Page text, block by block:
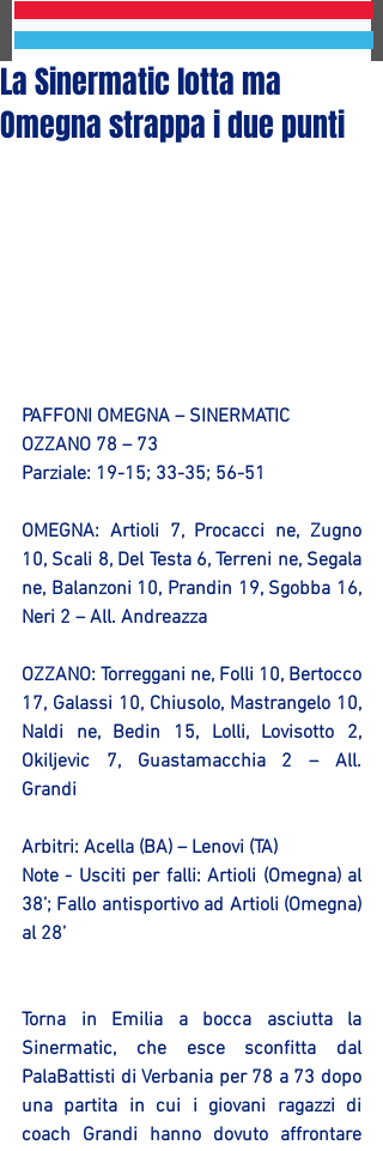
La Sinermatic lotta ma
Omegna strappa i due punti
PAFFONI OMEGNA – SINERMATIC
OZZANO 78 – 73
Parziale: 19-15; 33-35; 56-51
OMEGNA: Artioli 7, Procacci ne, Zugno
10, Scali 8, Del Testa 6, Terreni ne, Segala
ne, Balanzoni 10, Prandin 19, Sgobba 16,
Neri 2 – All. Andreazza
OZZANO: Torreggani ne, Folli 10, Bertocco
17, Galassi 10, Chiusolo, Mastrangelo 10,
Naldi ne, Bedin 15, Lolli, Lovisotto 2,
Okiljevic 7, Guastamacchia 2 – All.
Grandi
Arbitri: Acella (BA) – Lenovi (TA)
Note - Usciti per falli: Artioli (Omegna) al
38’; Fallo antisportivo ad Artioli (Omegna)
al 28’
Torna in Emilia a bocca asciutta la
Sinermatic, che esce sconfitta dal
PalaBattisti di Verbania per 78 a 73 dopo
una partita in cui i giovani ragazzi di
coach Grandi hanno dovuto affrontare